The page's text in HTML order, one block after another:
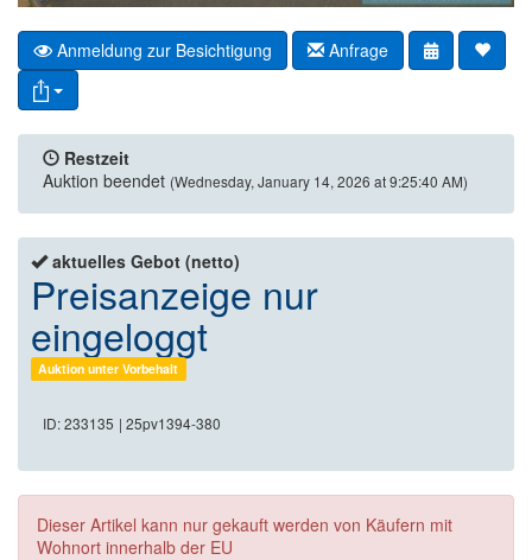
Anmeldung zur Besichtigung Anfrage
Restzeit
Auktion beendet (Wednesday, January 14, 2026 at 9:25:40 AM)
aktuelles Gebot (netto)
Preisanzeige nur
eingeloggt
Auktion unter Vorbehalt
ID: 233135 | 25pv1394-380
Dieser Artikel kann nur gekauft werden von Käufern mit
Wohnort innerhalb der EU